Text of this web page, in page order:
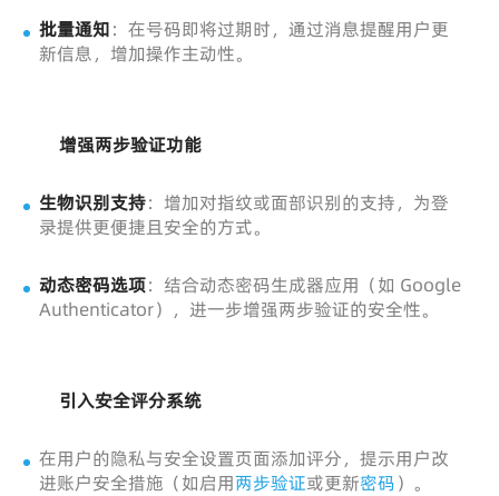
批量通知：在号码即将过期时，通过消息提醒用户更
新信息，增加操作主动性。
增强两步验证功能
生物识别支持：增加对指纹或面部识别的支持，为登
录提供更便捷且安全的方式。
动态密码选项：结合动态密码生成器应用（如 Google
Authenticator），进一步增强两步验证的安全性。
引入安全评分系统
在用户的隐私与安全设置页面添加评分，提示用户改
进账户安全措施（如启用两步验证或更新密码）。